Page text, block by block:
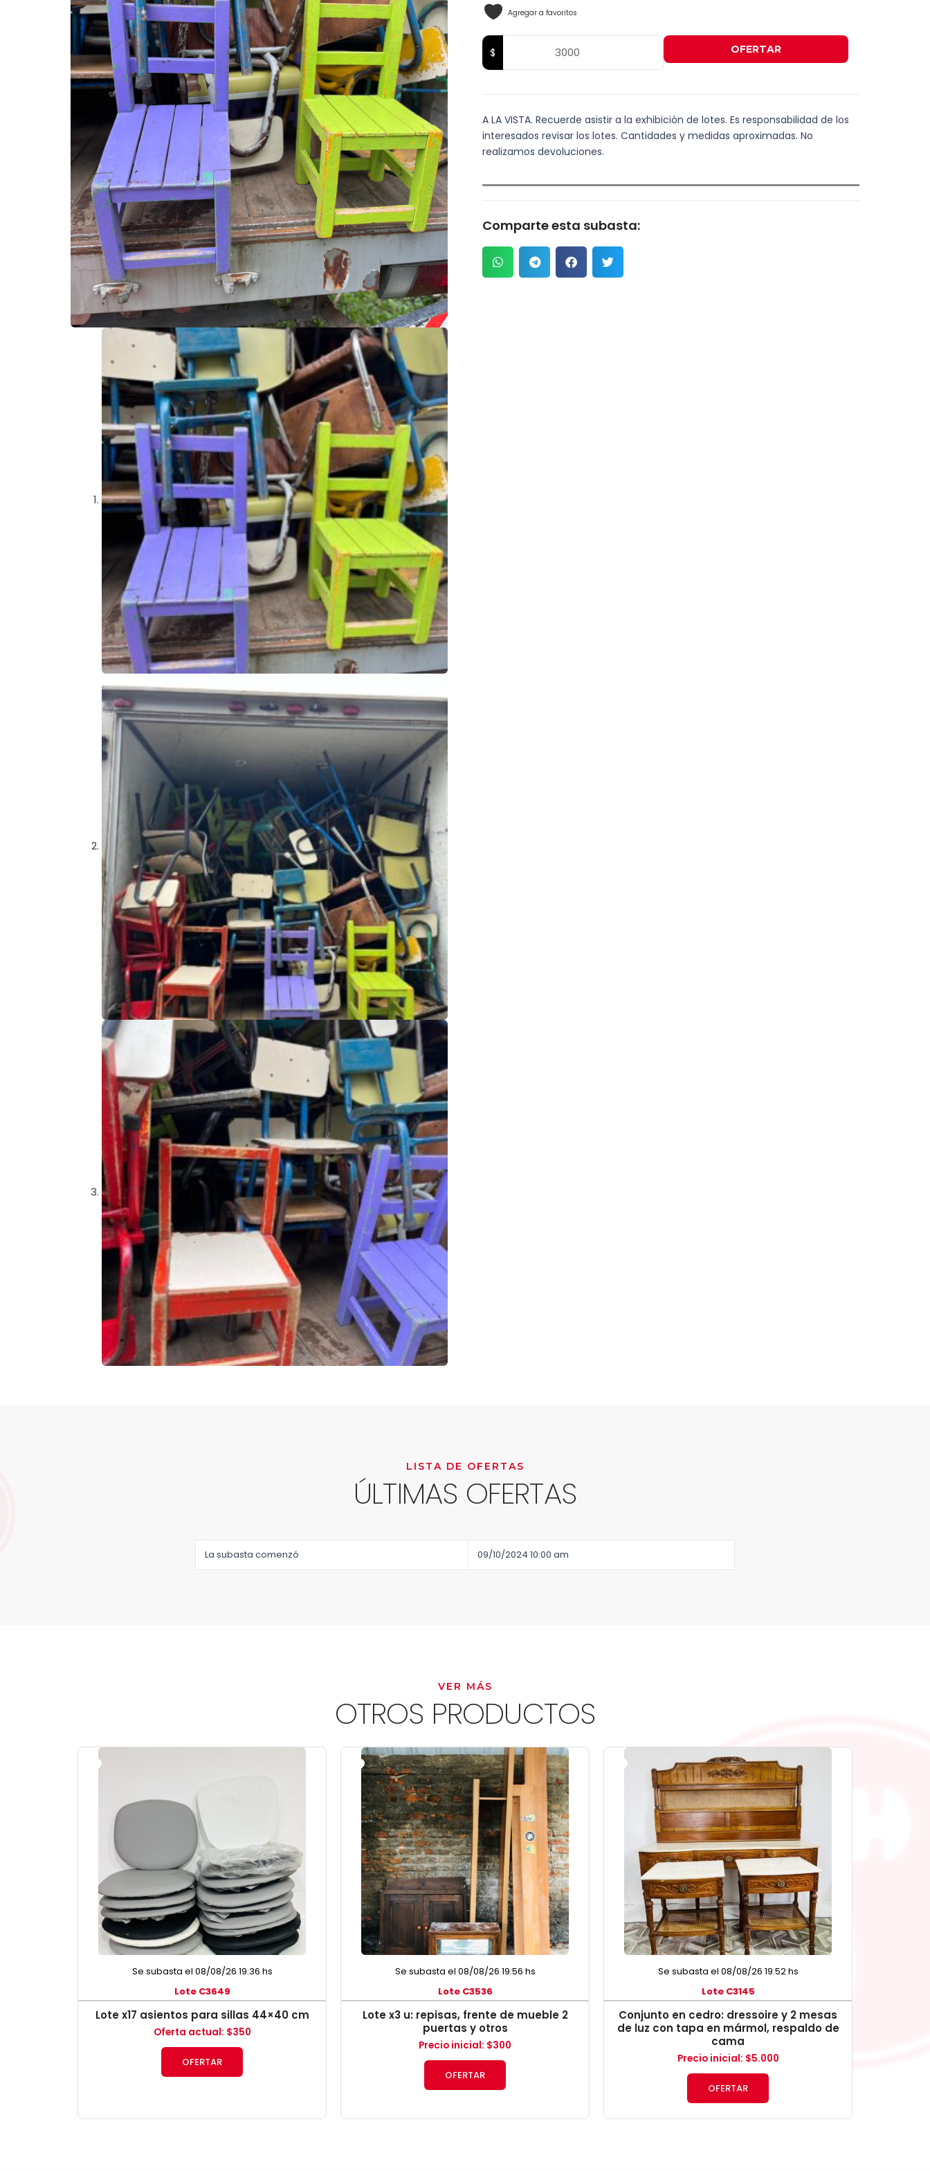
Agregar a favoritos
OFERTAR
A LA VISTA. Recuerde asistir a la exhibición de lotes. Es responsabilidad de los
interesados revisar los lotes. Cantidades y medidas aproximadas. No
realizamos devoluciones.
Comparte esta subasta:
LISTA DE OFERTAS
ÚLTIMAS OFERTAS
La subasta comenzó 09/10/2024 10:00 am
VER MÁS
OTROS PRODUCTOS
Se subasta el 08/08/26 19:36 hs
Lote C3649
Lote x17 asientos para sillas 44×40 cm
Oferta actual: $350
OFERTAR
Se subasta el 08/08/26 19:56 hs
Lote C3536
Lote x3 u: repisas, frente de mueble 2
puertas y otros
Precio inicial: $300
OFERTAR
Se subasta el 08/08/26 19:52 hs
Lote C3145
Conjunto en cedro: dressoire y 2 mesas
de luz con tapa en mármol, respaldo de
cama
Precio inicial: $5.000
OFERTAR